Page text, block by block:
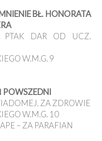
BŁ. HONORATA
DAR OD UCZ.
W.M.G. 9
POWSZEDNI
ZA ZDROWIE
W.M.G. 10
– ZA PARAFIAN